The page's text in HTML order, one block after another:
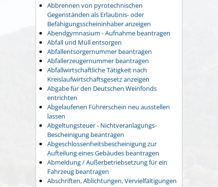
Abbrennen von pyrotechnischen
Gegenständen als Erlaubnis- oder
Befähigungsscheininhaber anzeigen
Abendgymnasium - Aufnahme beantragen
Abfall und Müll entsorgen
Abfallentsorgernummer beantragen
Abfallerzeugernummer beantragen
Abfallwirtschaftliche Tätigkeit nach
Kreislaufwirtschaftsgesetz anzeigen
Abgabe für den Deutschen Weinfonds
entrichten
Abgelaufenen Führerschein neu ausstellen
lassen
Abgeltungsteuer - Nichtveranlagungs-
Bescheinigung beantragen
Abgeschlossenheitsbescheinigung zur
Aufteilung eines Gebäudes beantragen
Abmeldung / Außerbetriebsetzung für ein
Fahrzeug beantragen
Abschriften, Ablichtungen, Vervielfältigungen